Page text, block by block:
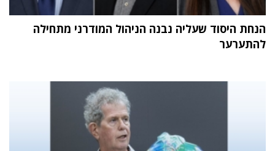
הנחת היסוד שעליה נבנה הניהול המודרני מתחילה
להתערער